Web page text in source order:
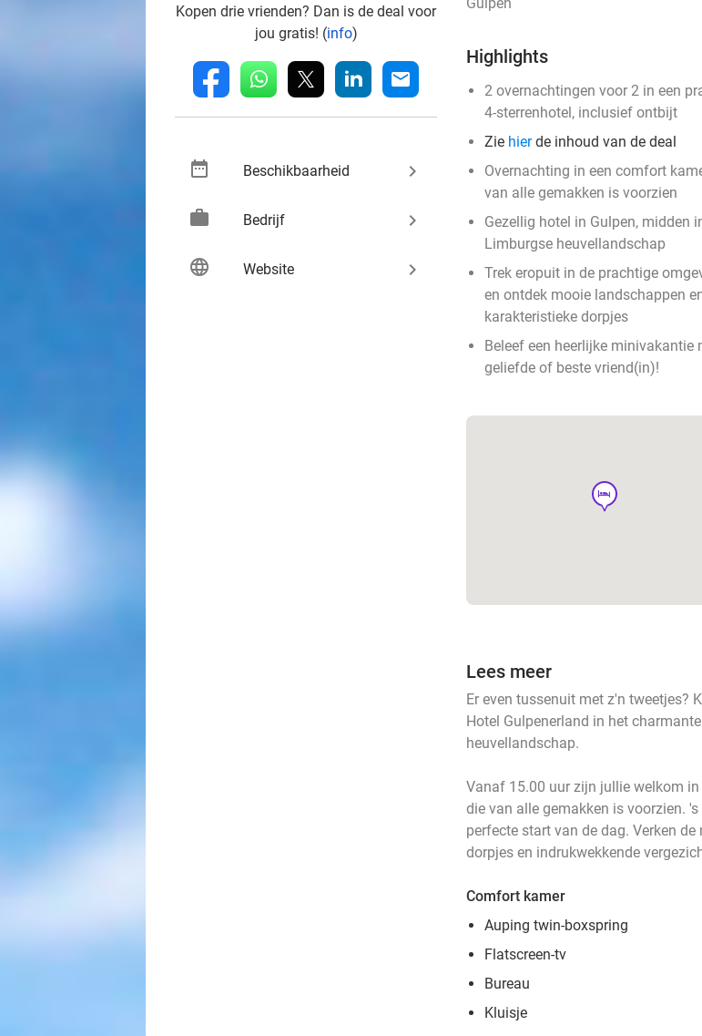
Kopen drie vrienden? Dan is de deal voor
jou gratis! (info)
fb whatsapp linkedin mail
date_range Beschikbaarheid keyboard_arrow_right
work Bedrijf keyboard_arrow_right
language Website keyboard_arrow_right
Highlights
2 overnachtingen voor 2 in een
4-sterrenhotel, inclusief ontbijt
Zie hierde inhoud van de deal
Overnachting in een comfort
van alle gemakken is voorzien
Gezellig hotel in Gulpen, midden
Limburgse heuvellandschap
Trek eropuit in de prachtige
en ontdek mooie landschappen
karakteristieke dorpjes
Beleef een heerlijke minivakantie
geliefde of beste vriend(in)!
hotel
Lees meer
Er even tussenuit met z'n tweetjes?
Hotel Gulpenerland in het
heuvellandschap.
Vanaf 15.00 uur zijn jullie welkom
die van alle gemakken is voorzien.
perfecte start van de dag. Verken
dorpjes en indrukwekkende
Comfort kamer
Auping twin-boxspring
Flatscreen-tv
Bureau
Kluisje